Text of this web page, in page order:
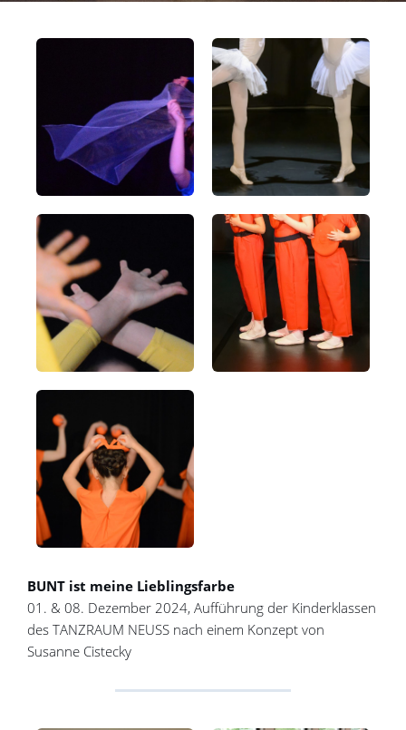
BUNT ist meine Lieblingsfarbe
01. & 08. Dezember 2024, Aufführung der Kinderklassen
des TANZRAUM NEUSS nach einem Konzept von
Susanne Cistecky